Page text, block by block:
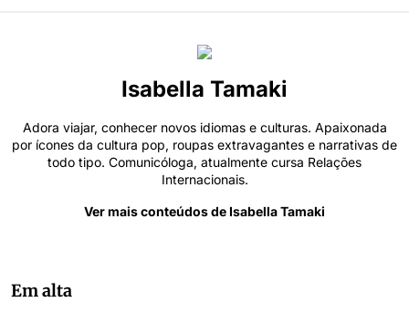
Isabella Tamaki
Adora viajar, conhecer novos idiomas e culturas. Apaixonada
por ícones da cultura pop, roupas extravagantes e narrativas de
todo tipo. Comunicóloga, atualmente cursa Relações
Internacionais.
Ver mais conteúdos de Isabella Tamaki
Em alta